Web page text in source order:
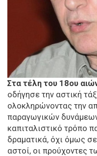
Στα τέλη του 18ου
οδήγησε την αστική
ολοκληρώνοντας την
παραγωγικών
καπιταλιστικό τρόπο
δραματικά, όχι όμως
αστοί, οι προύχοντες